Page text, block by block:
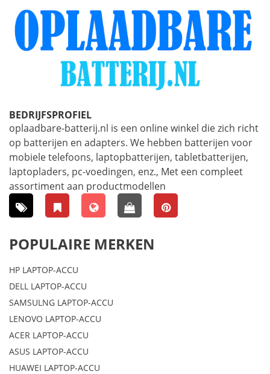
BEDRIJFSPROFIEL
oplaadbare-batterij.nl is een online winkel die zich richt
op batterijen en adapters. We hebben batterijen voor
mobiele telefoons, laptopbatterijen, tabletbatterijen,
laptopladers, pc-voedingen, enz., Met een compleet
assortiment aan productmodellen
POPULAIRE MERKEN
HP LAPTOP-ACCU
DELL LAPTOP-ACCU
SAMSULNG LAPTOP-ACCU
LENOVO LAPTOP-ACCU
ACER LAPTOP-ACCU
ASUS LAPTOP-ACCU
HUAWEI LAPTOP-ACCU